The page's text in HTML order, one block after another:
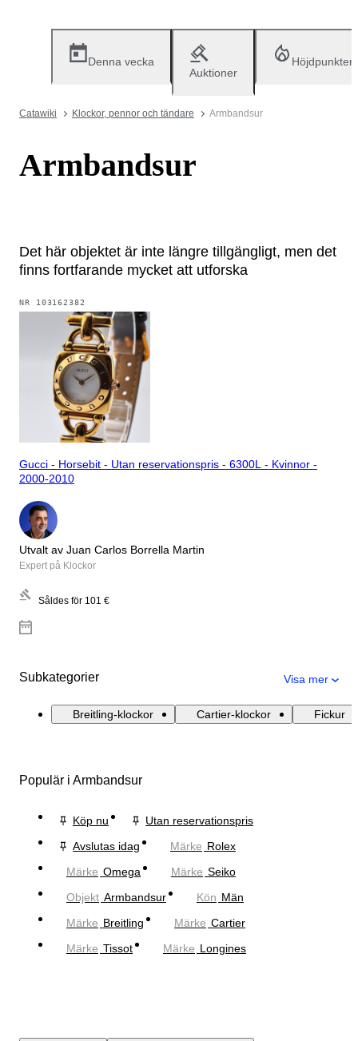
Denna vecka
Auktioner
Höjdpunkter
Catawiki Klockor, pennor och tändare Armbandsur
Armbandsur
Det här objektet är inte längre tillgängligt, men det
finns fortfarande mycket att utforska
NR 103162382
Gucci - Horsebit - Utan reservationspris - 6300L - Kvinnor -
2000-2010
Utvalt av Juan Carlos Borrella Martin
Expert på Klockor
Såldes för 101 €
Subkategorier Visa mer
Breitling-klockor Cartier-klockor Fickur
Populär i Armbandsur
Köp nu
Utan reservationspris
Avslutas idag
Märke Rolex
Märke Omega Märke Seiko
Objekt Armbandsur Kön Män
Märke Breitling Märke Cartier
Märke Tissot Märke Longines